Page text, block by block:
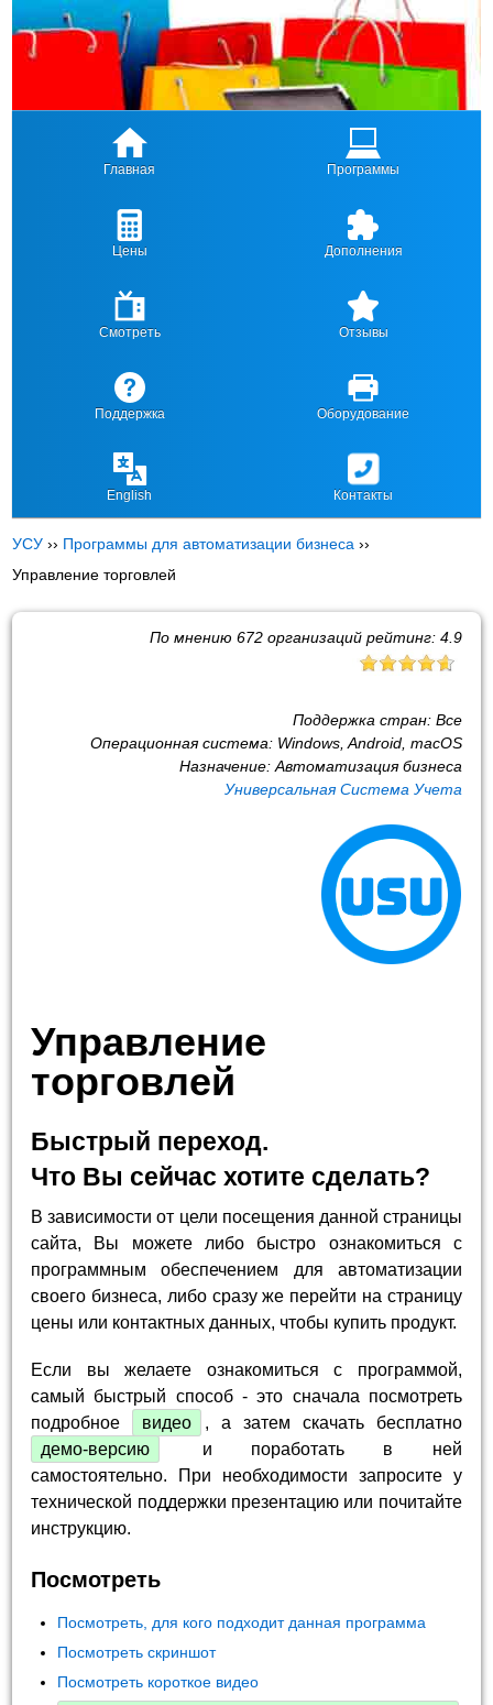
Главная Программы
Цены Дополнения
Смотреть Отзывы
Поддержка Оборудование
English Контакты
УСУ ›› Программы для автоматизации бизнеса ››
Управление торговлей
По мнению 672организаций рейтинг: 4.9
Поддержка стран: Все
Операционная система: Windows, Android, macOS
Назначение: Автоматизация бизнеса
Универсальная Система Учета
Управление
торговлей
Быстрый переход.
Что Вы сейчас хотите сделать?
В зависимости от цели посещения данной страницы
сайта, Вы можете либо быстро ознакомиться с
программным обеспечением для автоматизации
своего бизнеса, либо сразу же перейти на страницу
цены или контактных данных, чтобы купить продукт.
Если вы желаете ознакомиться с программой,
самый быстрый способ - это сначала посмотреть
подробное
видео
, а затем скачать бесплатно
демо-версию
и поработать в ней
самостоятельно. При необходимости запросите у
технической поддержки презентацию или почитайте
инструкцию.
Посмотреть
Посмотреть, для кого подходит данная программа
Посмотреть скриншот
Посмотреть короткое видео